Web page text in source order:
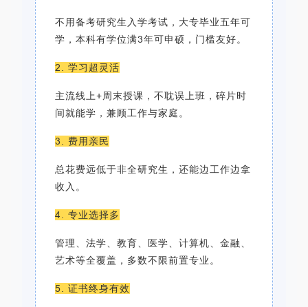
不用备考研究生入学考试，大专毕业五年可
学，本科有学位满3年可申硕，门槛友好。
2. 学习超灵活
主流线上+周末授课，不耽误上班，碎片时
间就能学，兼顾工作与家庭。
3. 费用亲民
总花费远低于非全研究生，还能边工作边拿
收入。
4. 专业选择多
管理、法学、教育、医学、计算机、金融、
艺术等全覆盖，多数不限前置专业。
5. 证书终身有效